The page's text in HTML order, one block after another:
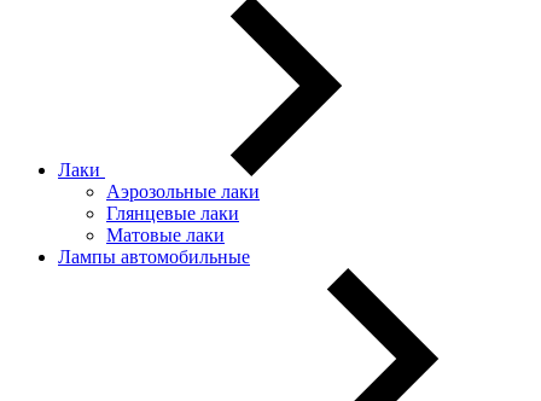
Лаки
Аэрозольные лаки
Глянцевые лаки
Матовые лаки
Лампы автомобильные